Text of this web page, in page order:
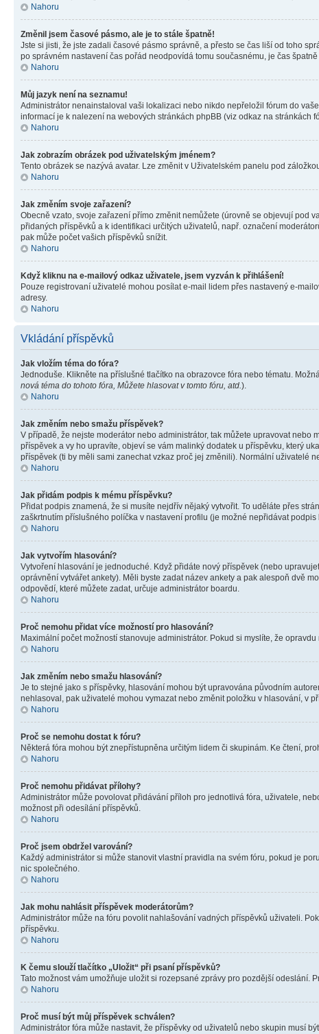
Nahoru
Změnil jsem časové pásmo, ale je to stále špatně!
Jste si jisti, že jste zadali časové pásmo správně, a přesto se čas liší od toho
po správném nastavení čas pořád neodpovídá tomu současnému, je čas
Nahoru
Můj jazyk není na seznamu!
Administrátor nenainstaloval vaši lokalizaci nebo nikdo nepřeložil fórum do
informací je k nalezení na webových stránkách phpBB (viz odkaz na stránkách
Nahoru
Jak zobrazím obrázek pod uživatelským jménem?
Tento obrázek se nazývá avatar. Lze změnit v Uživatelském panelu pod
Nahoru
Jak změním svoje zařazení?
Obecně vzato, svoje zařazení přímo změnit nemůžete (úrovně se objevují pod
přidaných příspěvků a k identifikaci určitých uživatelů, např. označení
pak může počet vašich příspěvků snížit.
Nahoru
Když kliknu na e-mailový odkaz uživatele, jsem vyzván k přihlášení!
Pouze registrovaní uživatelé mohou posílat e-mail lidem přes nastavený e-
adresy.
Nahoru
Vkládání příspěvků
Jak vložím téma do fóra?
Jednoduše. Klikněte na příslušné tlačítko na obrazovce fóra nebo tématu.
nová téma do tohoto fóra, Můžete hlasovat v tomto fóru, atd. ).
Nahoru
Jak změním nebo smažu příspěvek?
V případě, že nejste moderátor nebo administrátor, tak můžete upravovat
příspěvek a vy ho upravíte, objeví se vám malinký dodatek u příspěvku, který
příspěvek (ti by měli sami zanechat vzkaz proč jej změnili). Normální uživatelé
Nahoru
Jak přidám podpis k mému příspěvku?
Přidat podpis znamená, že si musíte nejdřív nějaký vytvořit. To uděláte přes
zaškrtnutím příslušného políčka v nastavení profilu (je možné nepřidávat
Nahoru
Jak vytvořím hlasování?
Vytvoření hlasování je jednoduché. Když přidáte nový příspěvek (nebo
oprávnění vytvářet ankety). Měli byste zadat název ankety a pak alespoň dvě
odpovědí, které můžete zadat, určuje administrátor boardu.
Nahoru
Proč nemohu přidat více možností pro hlasování?
Maximální počet možností stanovuje administrátor. Pokud si myslíte, že
Nahoru
Jak změním nebo smažu hlasování?
Je to stejné jako s příspěvky, hlasování mohou být upravována původním
nehlasoval, pak uživatelé mohou vymazat nebo změnit položku v hlasování, v
Nahoru
Proč se nemohu dostat k fóru?
Některá fóra mohou být znepřístupněna určitým lidem či skupinám. Ke čtení,
Nahoru
Proč nemohu přidávat přílohy?
Administrátor může povolovat přidávání příloh pro jednotlivá fóra, uživatele,
možnost při odesílání příspěvků.
Nahoru
Proč jsem obdržel varování?
Každý administrátor si může stanovit vlastní pravidla na svém fóru, pokud je
nic společného.
Nahoru
Jak mohu nahlásit příspěvek moderátorům?
Administrátor může na fóru povolit nahlašování vadných příspěvků uživateli.
příspěvku.
Nahoru
K čemu slouží tlačítko „Uložit“ při psaní příspěvků?
Tato možnost vám umožňuje uložit si rozepsané zprávy pro pozdější odeslání.
Nahoru
Proč musí být můj příspěvek schválen?
Administrátor fóra může nastavit, že příspěvky od uživatelů nebo skupin musí